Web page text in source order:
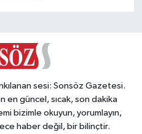
sesi: Sonsöz Gazetesi.
en güncel, sıcak, son dakika
bizimle okuyun, yorumlayın,
haber değil, bir bilinçtir.